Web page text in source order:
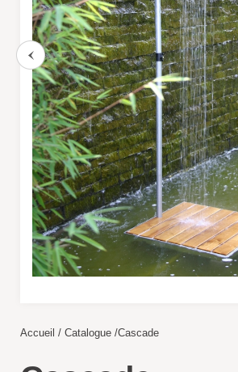
Lampes mobiles
Lampes filaires
CUISINES ET PIQUE-
Accessoires de pique-nique
SERRES ET ABRIS
Cabanes / cabines
Accueil / Catalogue /Cascade